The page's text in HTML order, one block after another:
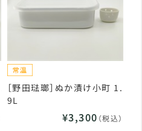
［野田琺瑯］ぬか漬け小町 1.
9L
¥3,300 （税込）